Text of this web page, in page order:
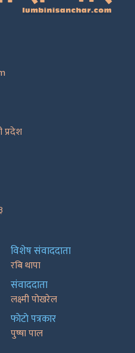
प्रदेश
विशेष संवाददाता
रबि थापा
संवाददाता
लक्ष्मी पोखरेल
फाेटाे पत्रकार
पुष्षा पाल